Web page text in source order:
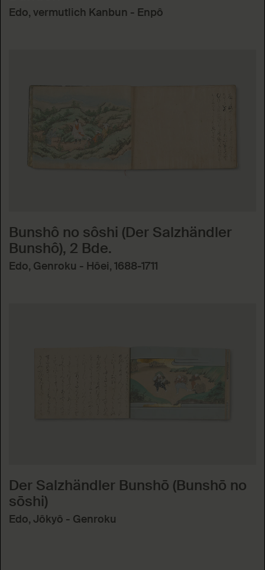
Edo, vermutlich Kanbun - Enpô
Bunshô no sôshi (Der Salzhändler
Bunshô), 2 Bde.
Edo, Genroku - Hôei, 1688-1711
Der Salzhändler Bunshō (Bunshō no
sōshi)
Edo, Jôkyô - Genroku